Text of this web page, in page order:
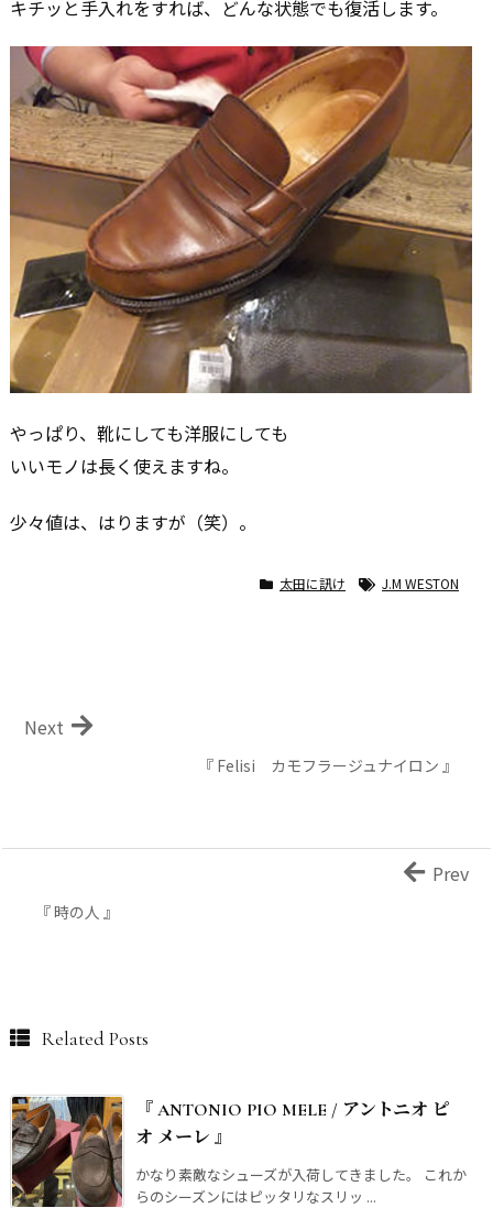
キチッと手入れをすれば、どんな状態でも復活します。
やっぱり、靴にしても洋服にしても
いいモノは長く使えますね。
少々値は、はりますが（笑）。
太田に訊け J.M WESTON
『 Felisi カモフラージュナイロン 』
Next
『 時の人 』
Prev
Related Posts
『 ANTONIO PIO MELE / アントニオ ピ
オ メーレ 』
かなり素敵なシューズが入荷してきました。 これか
らのシーズンにはピッタリなスリッ ...